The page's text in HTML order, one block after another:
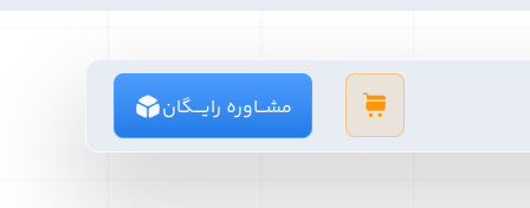
مشـــاوره رایــــگان